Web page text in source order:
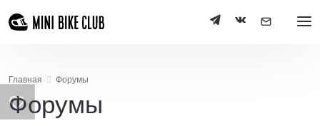
Главная Форумы
Форумы